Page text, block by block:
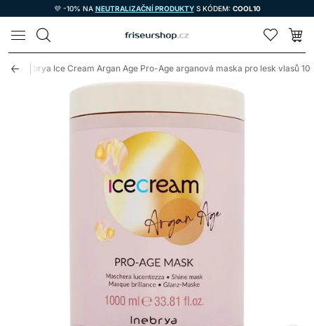
💜 -10% NA NEUTRALIZAČNÍ PRODUKTYS KÓDEM: COOL10
LOMAX
Inebrya Ice Cream Argan Age Pro-Age arganová maska pro lesk vlasů